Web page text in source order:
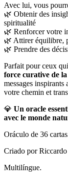
Avec lui, vous
🌿 Obtenir des
spiritualité
🌿 Renforcer votre
🌿 Attirer équilibre,
🌿 Prendre des
Parfait pour ceux
force curative de
messages
votre chemin et
💎 Un oracle
avec le monde
Oráculo de 36
Criado por
Multilíngue.